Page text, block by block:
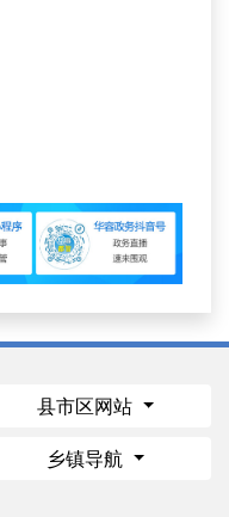
县市区网站
乡镇导航